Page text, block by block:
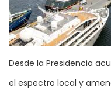
Desde la Presidencia
el espectro local y